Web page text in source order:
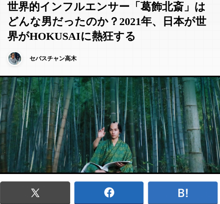
世界的インフルエンサー「葛飾北斎」は
どんな男だったのか？2021年、日本が世
界がHOKUSAIに熱狂する
セバスチャン高木